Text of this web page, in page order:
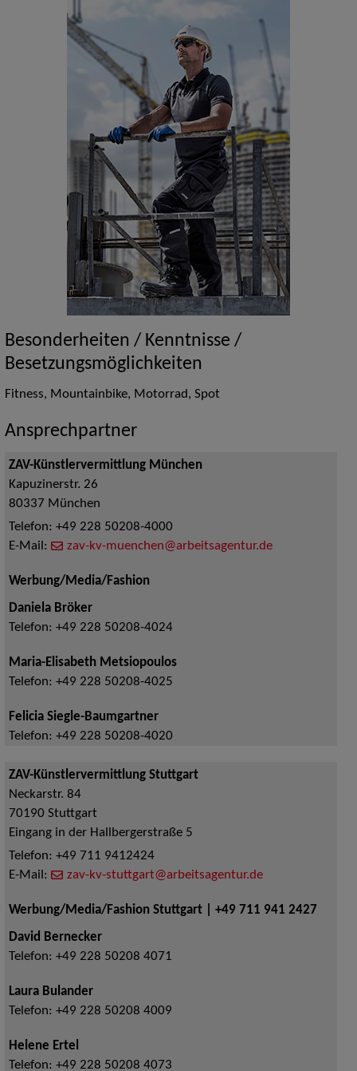
Besonderheiten / Kenntnisse /
Besetzungsmöglichkeiten
Fitness, Mountainbike, Motorrad, Spot
Ansprechpartner
ZAV-Künstlervermittlung München
Kapuzinerstr. 26
80337 München
Telefon: +49 228 50208-4000
E-Mail:
zav-kv-muenchen@arbeitsagentur.de
Werbung/Media/Fashion
Daniela Bröker
Telefon: +49 228 50208-4024
Maria-Elisabeth Metsiopoulos
Telefon: +49 228 50208-4025
Felicia Siegle-Baumgartner
Telefon: +49 228 50208-4020
ZAV-Künstlervermittlung Stuttgart
Neckarstr. 84
70190 Stuttgart
Eingang in der Hallbergerstraße 5
Telefon: +49 711 9412424
E-Mail:
zav-kv-stuttgart@arbeitsagentur.de
Werbung/Media/Fashion Stuttgart | +49 711 941 2427
David Bernecker
Telefon: +49 228 50208 4071
Laura Bulander
Telefon: +49 228 50208 4009
Helene Ertel
Telefon: +49 228 50208 4073